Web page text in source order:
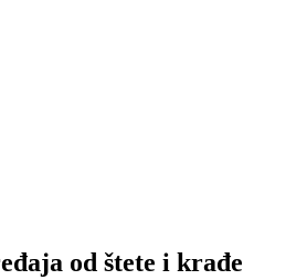
od štete i krađe